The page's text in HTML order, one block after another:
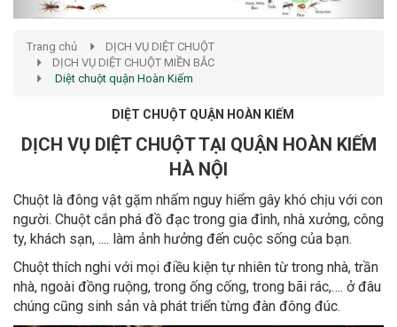
Trang chủ
DỊCH VỤ DIỆT CHUỘT
DỊCH VỤ DIỆT CHUỘT MIỀN BẮC
Diệt chuột quận Hoàn Kiếm
DIỆT CHUỘT QUẬN HOÀN KIẾM
DỊCH VỤ DIỆT CHUỘT TẠI QUẬN HOÀN KIẾM
HÀ NỘI
Chuột là đông vật gặm nhấm nguy hiểm gây khó chịu với con
người. Chuột cắn phá đồ đạc trong gia đình, nhà xưởng, công
ty, khách sạn, .... làm ảnh hưởng đến cuộc sống của bạn.
Chuột thích nghi với mọi điều kiện tự nhiên từ trong nhà, trần
nhà, ngoài đồng ruộng, trong ống cống, trong bãi rác,…. ở đâu
chúng cũng sinh sản và phát triển từng đàn đông đúc.